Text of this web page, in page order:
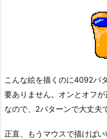
こんな絵を描くのに4092パ
要ありません。オンとオフ
なので、2パターンで大丈夫
正直、もうマウスで描けば